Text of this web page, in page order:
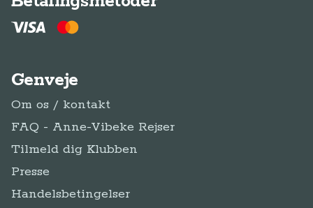
Genveje
Om os / kontakt
FAQ - Anne-Vibeke Rejser
Tilmeld dig Klubben
Presse
Handelsbetingelser